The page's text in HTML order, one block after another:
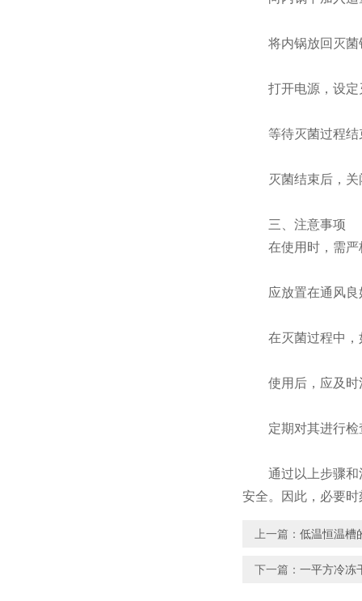
将内锅放回灭菌
打开电源，设定灭
等待灭菌过程结束
灭菌结束后，关闭
三、注意事项
在使用时，需严
应放置在通风良
在灭菌过程中，
使用后，应及时
定期对其进行检
通过以上步骤和
安全。因此，必要
上一篇： 低温恒温槽
下一篇： 一平方冷冻